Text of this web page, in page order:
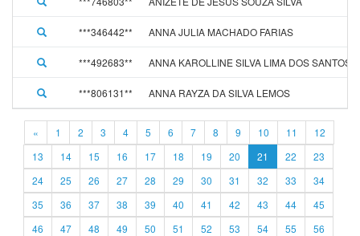
***346442** ANNA JULIA MACHADO FARIAS
***492683** ANNA KAROLLINE SILVA LIMA DOS SANTOS
***806131** ANNA RAYZA DA SILVA LEMOS
« 1 2 3 4 5 6 7 8 9 10 11
12
13
14 15 16 17 18 19 20 21 22
23
24
25 26 27 28 29 30 31 32 33
34
35
36 37 38 39 40 41 42 43 44
45
46
47 48 49 50 51 52 53 54 55
56